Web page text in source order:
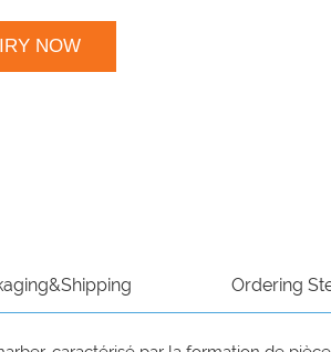
NOW
Ordering